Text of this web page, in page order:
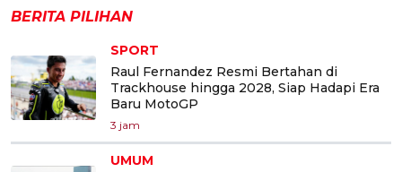
BERITA PILIHAN
SPORT
Raul Fernandez Resmi Bertahan di
Trackhouse hingga 2028, Siap Hadapi Era
Baru MotoGP
3 jam
UMUM